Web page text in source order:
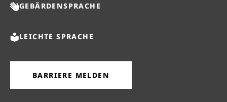
GEBÄRDENSPRACHE
LEICHTE SPRACHE
BARRIERE MELDEN